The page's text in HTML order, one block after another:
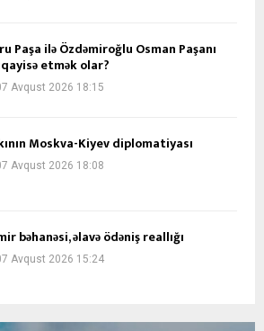
Paşa ilə Özdəmiroğlu Osman Paşanı
etmək olar?
Avqust 2026 18:15
Moskva-Kiyev diplomatiyası
Avqust 2026 18:08
bəhanəsi, əlavə ödəniş reallığı
Avqust 2026 15:24